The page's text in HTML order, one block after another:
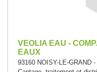
VEOLIA EAU -
EAUX
93160 NOISY-LE-GRAND